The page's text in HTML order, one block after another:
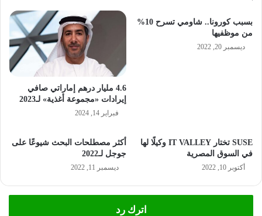
بسبب كورونا.. شاومي تسرح 10%
من موظفيها
ديسمبر 20, 2022
4.6 مليار درهم إماراتي صافي
إيرادات «مجموعة أغذية» لـ2023
فبراير 14, 2024
SUSE تختار IT VALLEY وكيلًا لها
في السوق المصرية
أكتوبر 10, 2022
أكثر مصطلحات البحث شيوعًا على
جوجل لـ2022
ديسمبر 11, 2022
اترك رد